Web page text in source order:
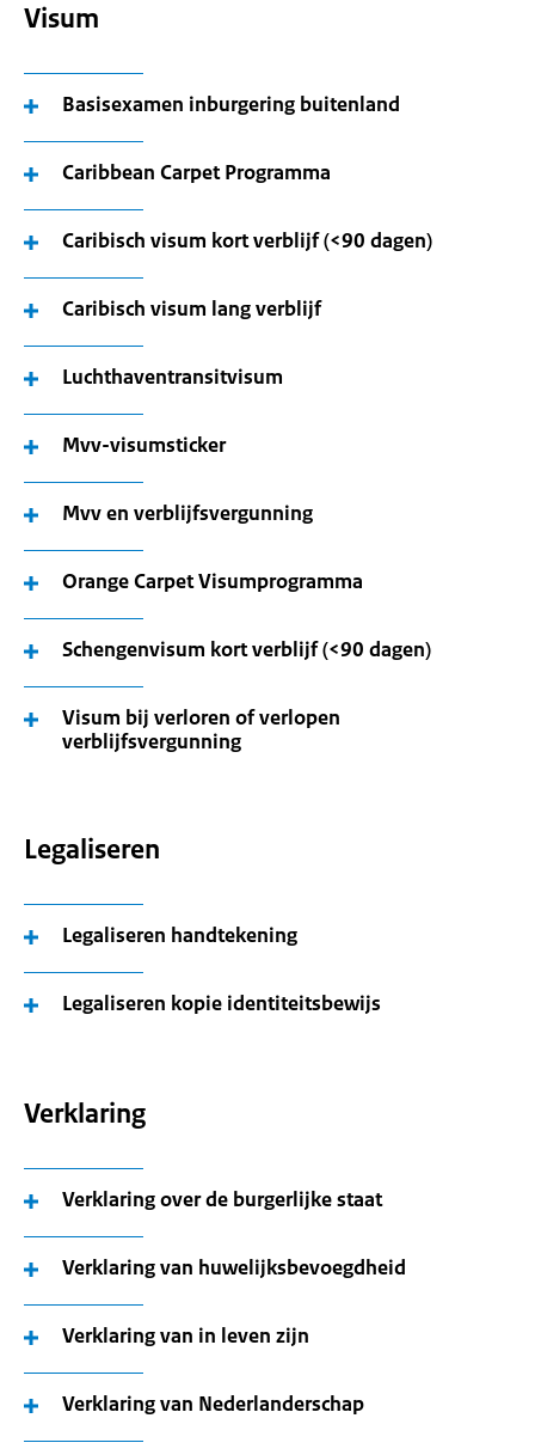
Visum
Basisexamen inburgering buitenland
Caribbean Carpet Programma
Caribisch visum kort verblijf (<90 dagen)
Caribisch visum lang verblijf
Luchthaventransitvisum
Mvv-visumsticker
Mvv en verblijfsvergunning
Orange Carpet Visumprogramma
Schengenvisum kort verblijf (<90 dagen)
Visum bij verloren of verlopen
verblijfsvergunning
Legaliseren
Legaliseren handtekening
Legaliseren kopie identiteitsbewijs
Verklaring
Verklaring over de burgerlijke staat
Verklaring van huwelijksbevoegdheid
Verklaring van in leven zijn
Verklaring van Nederlanderschap